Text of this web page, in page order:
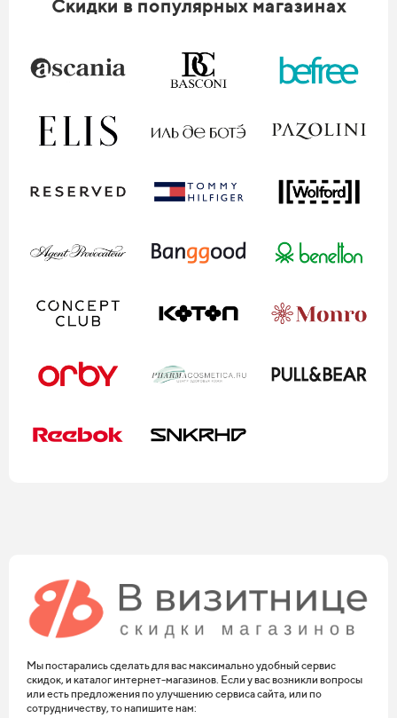
Скидки в популярных магазинах
Мы постарались сделать для вас максимально удобный сервис
скидок, и каталог интернет-магазинов. Если у вас возникли вопросы
или есть предложения по улучшению сервиса сайта, или по
сотрудничеству, то напишите нам: